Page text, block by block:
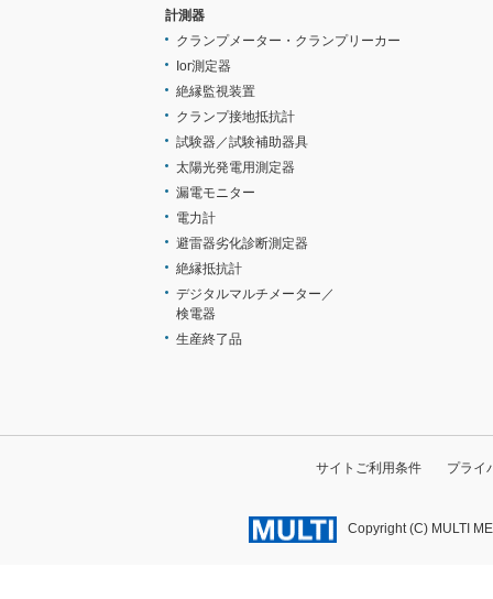
計測器
クランプメーター・クランプリーカー
Ior測定器
絶縁監視装置
クランプ接地抵抗計
試験器／試験補助器具
太陽光発電用測定器
漏電モニター
電力計
避雷器劣化診断測定器
絶縁抵抗計
デジタルマルチメーター／
検電器
生産終了品
サイトご利用条件 プライ
Copyright (C) MULTI